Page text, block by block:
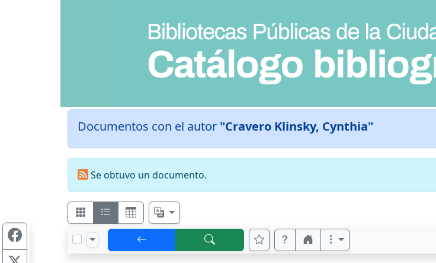
Documentos con el autor "Cravero Klinsky, Cynthia"
Se obtuvo un documento.